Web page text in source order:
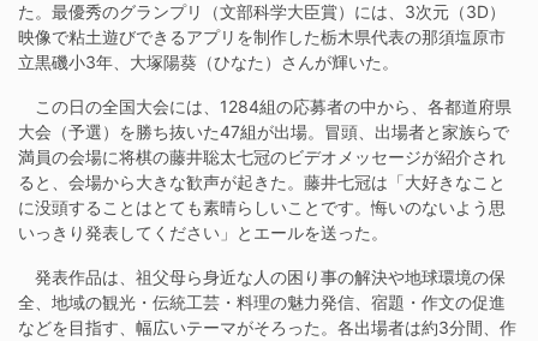
た。最優秀のグランプリ（文部科学大臣賞）には、3次元（3D）
映像で粘土遊びできるアプリを制作した栃木県代表の那須塩原市
立黒磯小3年、大塚陽葵（ひなた）さんが輝いた。
この日の全国大会には、1284組の応募者の中から、各都道府県
大会（予選）を勝ち抜いた47組が出場。冒頭、出場者と家族らで
満員の会場に将棋の藤井聡太七冠のビデオメッセージが紹介され
ると、会場から大きな歓声が起きた。藤井七冠は「大好きなこと
に没頭することはとても素晴らしいことです。悔いのないよう思
いっきり発表してください」とエールを送った。
発表作品は、祖父母ら身近な人の困り事の解決や地球環境の保
全、地域の観光・伝統工芸・料理の魅力発信、宿題・作文の促進
などを目指す、幅広いテーマがそろった。各出場者は約3分間、作